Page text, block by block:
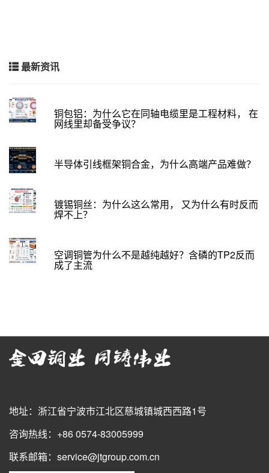
最新资讯
铜包铝：为什么它在同轴电缆里是工程材料， 在
网线里却备受争议？
半导体引线框架铜合金，为什么高端产品难做？
镀锡铜丝：为什么这么常用， 又为什么有时反而
焊不上？
空调铜管为什么不是越纯越好？含磷的TP2反而
成了主流
地址：浙江省宁波市江北区慈城镇城西西路1号
咨询热线：+86 0574-83005999
联系邮箱：service@jtgroup.com.cn